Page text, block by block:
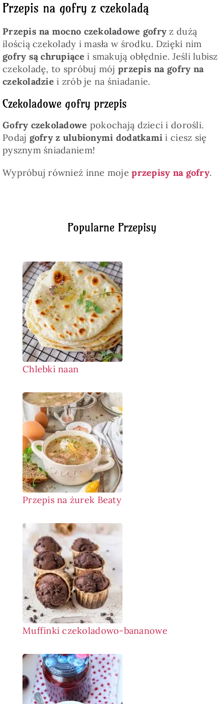
Popularne Przepisy
Chlebki naan
Przepis na żurek Beaty
Muffinki czekoladowo-bananowe
Przepis na gofry z czekoladą
Przepis na mocno czekoladowe gofry z dużą
ilością czekolady i masła w środku. Dzięki nim
gofry są chrupiące i smakują obłędnie. Jeśli lubisz
czekoladę, to spróbuj mójprzepis na gofry na
czekoladzie i zrób je na śniadanie.
Czekoladowe gofry przepis
Gofry czekoladowe pokochają dzieci i dorośli.
Podaj gofry z ulubionymi dodatkami i ciesz się
pysznym śniadaniem!
Wypróbuj również inne mojeprzepisy na gofry.